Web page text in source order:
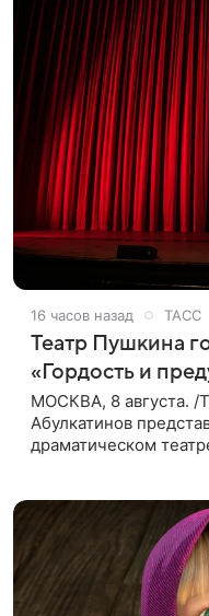
16 часов назад ТАСС
Театр Пушкина
«Гордость и
МОСКВА, 8 августа. /
Абулкатинов
драматическом